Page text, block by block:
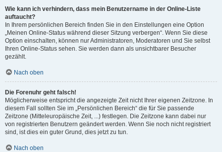
Wie kann ich verhindern, dass mein Benutzername in der Online-Liste
auftaucht?
In Ihrem persönlichen Bereich finden Sie in den Einstellungen eine Option
„Meinen Online-Status während dieser Sitzung verbergen“. Wenn Sie diese
Option einschalten, können nur Administratoren, Moderatoren und Sie selbst
Ihren Online-Status sehen. Sie werden dann als unsichtbarer Besucher
gezählt.
Nach oben
Die Forenuhr geht falsch!
Möglicherweise entspricht die angezeigte Zeit nicht Ihrer eigenen Zeitzone. In
diesem Fall sollten Sie im „Persönlichen Bereich“ die für Sie passende
Zeitzone (Mitteleuropäische Zeit, ...) festlegen. Die Zeitzone kann dabei nur
von registrierten Benutzern geändert werden. Wenn Sie noch nicht registriert
sind, ist dies ein guter Grund, dies jetzt zu tun.
Nach oben